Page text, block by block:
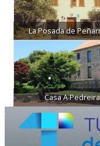
La Posada de
Casa A Pedreira